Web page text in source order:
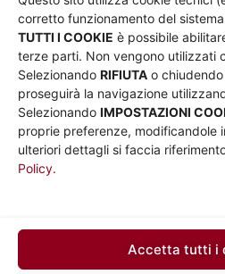
corretto funzionamento del
TUTTI I COOKIE è possibile
terze parti. Non vengono utilizzati
Selezionando RIFIUTA o
proseguirà la navigazione
Selezionando IMPOSTAZIONI
proprie preferenze, modificandole
ulteriori dettagli si faccia
Policy.
Accetta tutti i
Governance
Whistleblowing
Co-Marketing
Social media policy
Informativa Cookie
Informativa Sito web e
social media
Parità
Bandi
Note
UTILITÀ
Car Sharing Roma